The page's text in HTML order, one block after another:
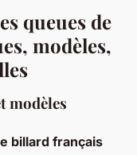
queues de
modèles,
modèles
billard français